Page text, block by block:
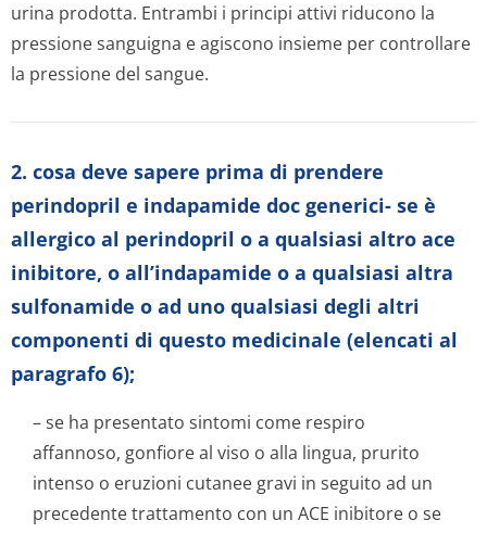
urina prodotta. Entrambi i principi attivi riducono la
pressione sanguigna e agiscono insieme per controllare
la pressione del sangue.
2. cosa deve sapere prima di prendere
perindopril e indapamide doc generici- se è
allergico al perindopril o a qualsiasi altro ace
inibitore, o all’indapamide o a qualsiasi altra
sulfonamide o ad uno qualsiasi degli altri
componenti di questo medicinale (elencati al
paragrafo 6);
– se ha presentato sintomi come respiro
affannoso, gonfiore al viso o alla lingua, prurito
intenso o eruzioni cutanee gravi in seguito ad un
precedente trattamento con un ACE inibitore o se